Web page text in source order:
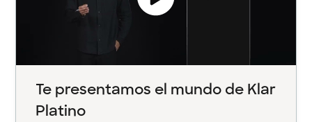
Te presentamos el mundo de Klar
Platino